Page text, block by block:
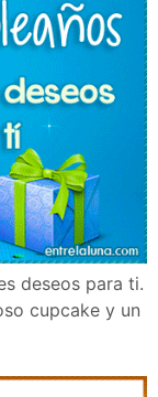
deseos para ti.
cupcake y un